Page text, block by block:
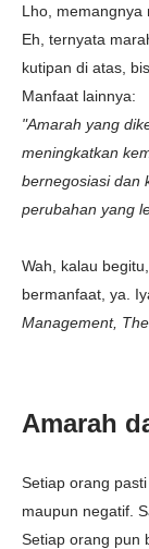
Lho, memangnya
Eh, ternyata
kutipan di atas,
Manfaat lainnya:
"Amarah yang
meningkatkan
bernegosiasi dan
perubahan yang
Wah, kalau
bermanfaat, ya.
Management,
Amarah
Setiap orang
maupun negatif.
Setiap orang pun